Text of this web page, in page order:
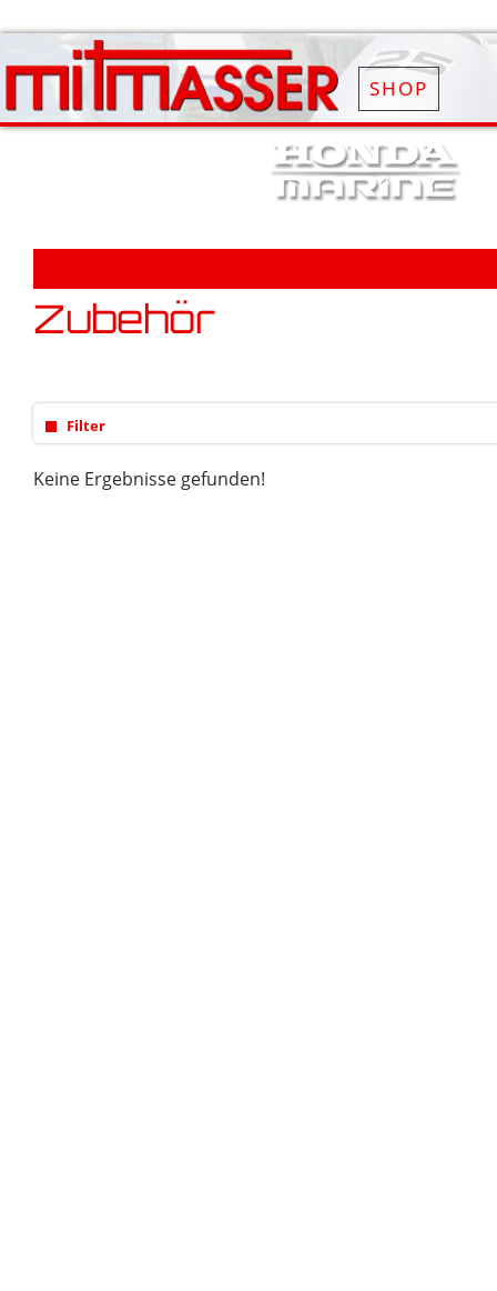
SHOP
Zubehör
Filter
Keine Ergebnisse gefunden!